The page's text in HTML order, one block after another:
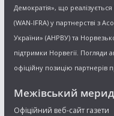
Демократія», що
(WAN-IFRA) у партнерстві з
України» (АНРВУ) та
підтримки Норвегії. Погляди
офіційну позицію партнерів
Межівський
Офіційний веб-сайт газети